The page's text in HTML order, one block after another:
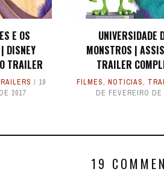
E OS
DISNEY
TRAILER
19
2017
UNIVERSIDADE
MONSTROS |
TRAILER
FILMES, NOTICIAS,
DE FEVEREIRO DE
19